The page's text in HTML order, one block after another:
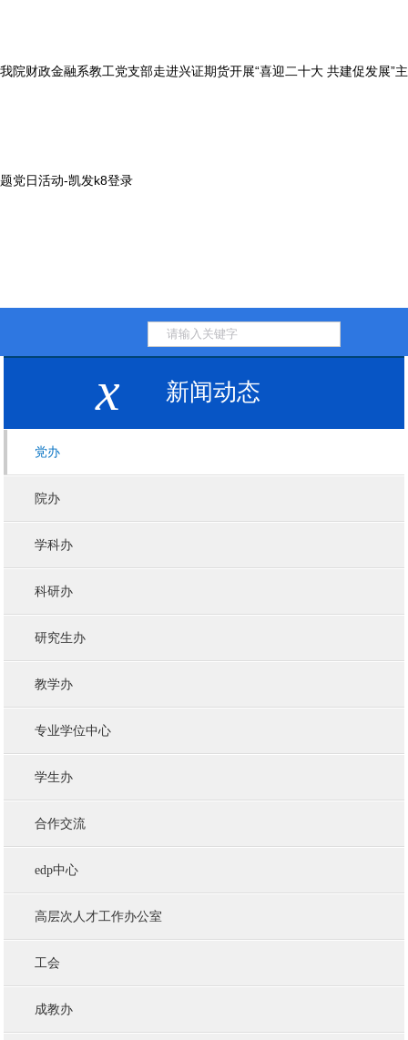
我院财政金融系教工党支部走进兴证期货开展“喜迎二十大 共建促发展”主
题党日活动-凯发k8登录
x 新闻动态
党办
院办
学科办
科研办
研究生办
教学办
专业学位中心
学生办
合作交流
edp中心
高层次人才工作办公室
工会
成教办